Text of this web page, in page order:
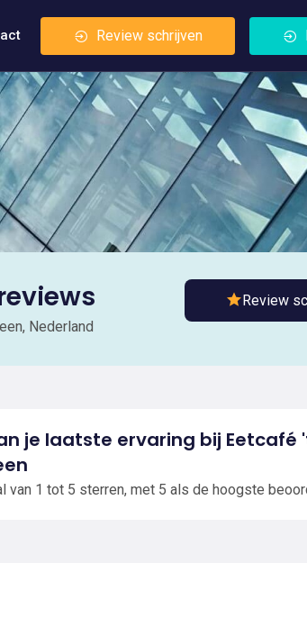
Review schrijven
Nederland
Review
je laatste ervaring bij Eetcafé
1 tot 5 sterren, met 5 als de hoogste